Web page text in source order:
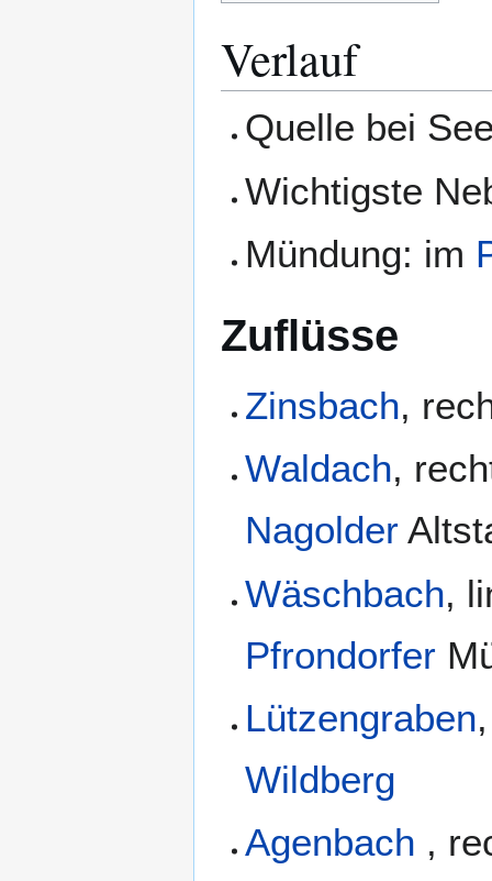
Verlauf
Quelle bei
Wichtigste
Mündung: im
Zuflüsse
Zinsbach,
Waldach,
Nagolder
Wäschbach,
Pfrondorfer
Lützengraben
Wildberg
Agenbach ,